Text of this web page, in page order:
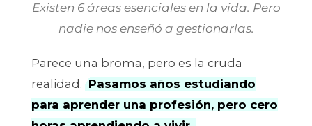
Existen 6 áreas esenciales en la vida. Pero
nadie nos enseñó a gestionarlas.
Parece una broma, pero es la cruda
realidad. Pasamos años estudiando
para aprender una profesión, pero cero